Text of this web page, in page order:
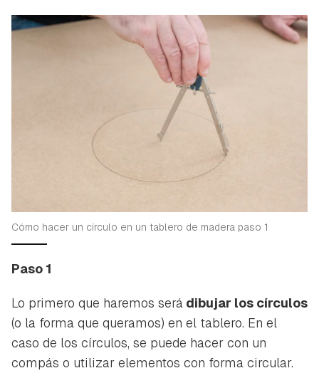
Guardar como favorito
Para poder guardar como favorito, primero has de
iniciar sesión con tu cuenta de Hogarmanía.
INICIAR SESIÓN
Cómo hacer un círculo en un tablero de madera paso 1
Paso 1
Lo primero que haremos será dibujar los círculos
(o la forma que queramos) en el tablero. En el
caso de los círculos, se puede hacer con un
compás o utilizar elementos con forma circular.
Contenido enviado
Gracias por suscribirte a nuestro boletín.